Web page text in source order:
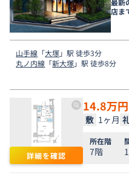
最新
店ま
す。
山手線 「大塚」駅 徒歩3分
丸ノ内線 「新大塚」駅 徒歩8分
詳細を確認
14.8万円
敷 1ヶ月
所在階
7階